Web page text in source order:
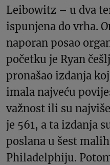
Leibowitz – u dva
ispunjena do vrha.
naporan posao
početku je Ryan
pronašao izdanja
imala najveću
važnost ili su
je 561, a ta izdanja
poslana u šest
Philadelphiju.